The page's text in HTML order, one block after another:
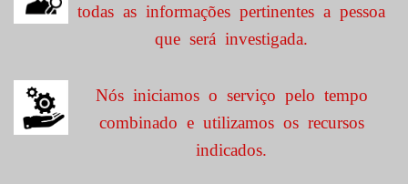
todas as informações pertinentes a pessoa
que será investigada.
Nós iniciamos o serviço pelo tempo
combinado e utilizamos os recursos
indicados.